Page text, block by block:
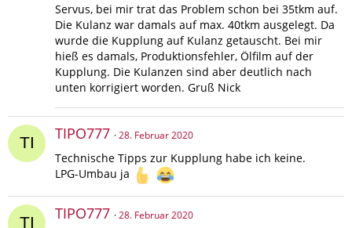
Servus, bei mir trat das Problem schon bei 35tkm auf.
Die Kulanz war damals auf max. 40tkm ausgelegt. Da
wurde die Kupplung auf Kulanz getauscht. Bei mir
hieß es damals, Produktionsfehler, Ölfilm auf der
Kupplung. Die Kulanzen sind aber deutlich nach
unten korrigiert worden. Gruß Nick
TIPO777 28. Februar 2020
Technische Tipps zur Kupplung habe ich keine.
LPG-Umbau ja
TIPO777 28. Februar 2020